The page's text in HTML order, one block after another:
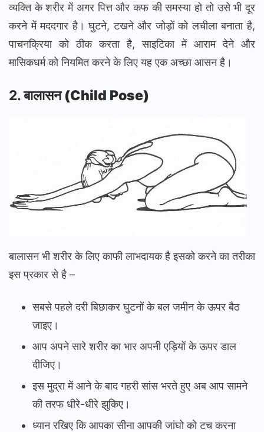
व्यक्ति के शरीर में अगर पित्त और कफ की समस्या हो तो उसे भी दूर
करने में मददगार है। घुटने, टखने और जोड़ों को लचीला बनाता है,
पाचनक्रिया को ठीक करता है, साइटिका में आराम देने और
मासिकधर्म को नियमित करने के लिए यह एक अच्छा आसन है।
2.बालासन (Child Pose)
बालासन भी शरीर के लिए काफी लाभदायक है इसको करने का तरीका
इस प्रकार से है –
सबसे पहले दरी बिछाकर घुटनों के बल जमीन के ऊपर बैठ
जाइए।
आप अपने सारे शरीर का भार अपनी एड़ियों के ऊपर डाल
दीजिए।
इस मुद्रा में आने के बाद गहरी सांस भरते हुए अब आप सामने
की तरफ धीरे-धीरे झुकिए।
ध्यान रखिए कि आपका सीना आपकी जांघो को टच करना